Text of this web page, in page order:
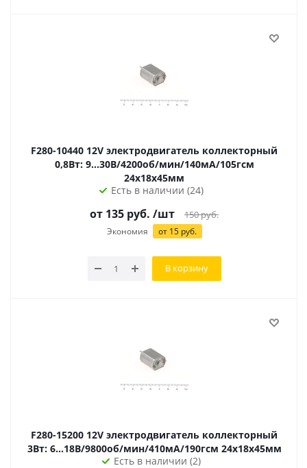
F280-10440 12V электродвигатель коллекторный
0,8Вт: 9...30В/4200об/мин/140мА/105гсм
24х18х45мм
Есть в наличии (24)
от 135 руб. /шт 150руб.
Экономия от 15руб.
В корзину
F280-15200 12V электродвигатель коллекторный
3Вт: 6...18В/9800об/мин/410мА/190гсм 24х18х45мм
Есть в наличии (2)